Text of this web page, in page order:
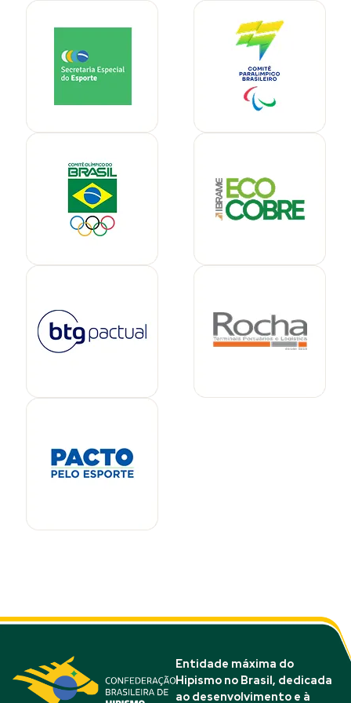
Entidade máxima do
Hipismo no Brasil, dedicada
ao desenvolvimento e à